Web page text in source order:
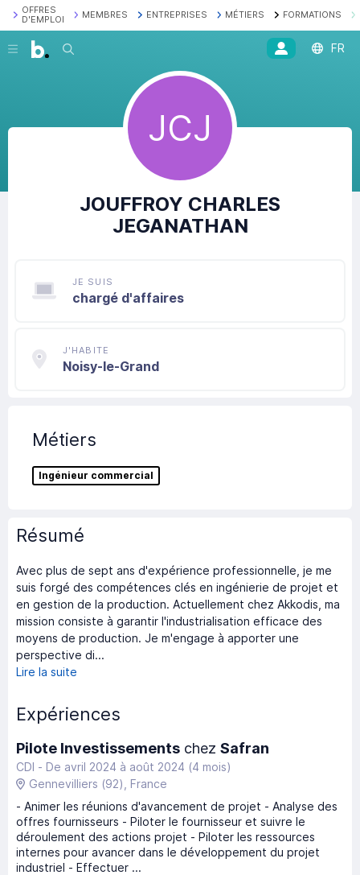
OFFRES
D'EMPLOI
MEMBRES ENTREPRISES MÉTIERS FORMATIONS
Recherche FR
JCJ
JOUFFROY CHARLES
JEGANATHAN
JE SUIS
chargé d'affaires
J'HABITE
Noisy-le-Grand
Métiers
Ingénieur commercial
Résumé
Avec plus de sept ans d'expérience professionnelle, je me
suis forgé des compétences clés en ingénierie de projet et
en gestion de la production. Actuellement chez Akkodis, ma
mission consiste à garantir l'industrialisation efficace des
moyens de production. Je m'engage à apporter une
perspective di...
Lire la suite
Expériences
Pilote Investissements chez Safran
CDI - De avril 2024 à août 2024 (4 mois)
Gennevilliers (92) , France
- Animer les réunions d'avancement de projet - Analyse des
offres fournisseurs - Piloter le fournisseur et suivre le
déroulement des actions projet - Piloter les ressources
internes pour avancer dans le développement du projet
industriel - Effectuer ...